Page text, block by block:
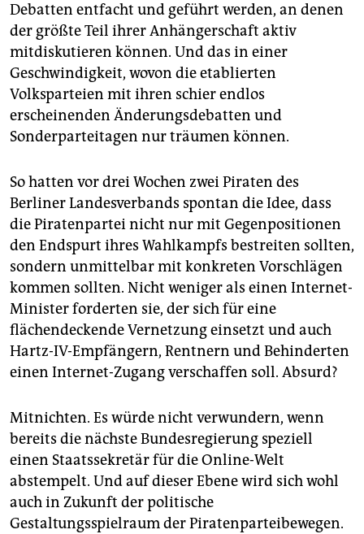
Debatten entfacht und geführt werden, an denen
der größte Teil ihrer Anhängerschaft aktiv
mitdiskutieren können. Und das in einer
Geschwindigkeit, wovon die etablierten
Volksparteien mit ihren schier endlos
erscheinenden Änderungsdebatten und
Sonderparteitagen nur träumen können.
So hatten vor drei Wochen zwei Piraten des
Berliner Landesverbands spontan die Idee, dass
die Piratenpartei nicht nur mit Gegenpositionen
den Endspurt ihres Wahlkampfs bestreiten sollten,
sondern unmittelbar mit konkreten Vorschlägen
kommen sollten. Nicht weniger als einen Internet-
Minister forderten sie, der sich für eine
flächendeckende Vernetzung einsetzt und auch
Hartz-IV-Empfängern, Rentnern und Behinderten
einen Internet-Zugang verschaffen soll. Absurd?
Mitnichten. Es würde nicht verwundern, wenn
bereits die nächste Bundesregierung speziell
einen Staatssekretär für die Online-Welt
abstempelt. Und auf dieser Ebene wird sich wohl
auch in Zukunft der politische
Gestaltungsspielraum der Piratenparteibewegen.